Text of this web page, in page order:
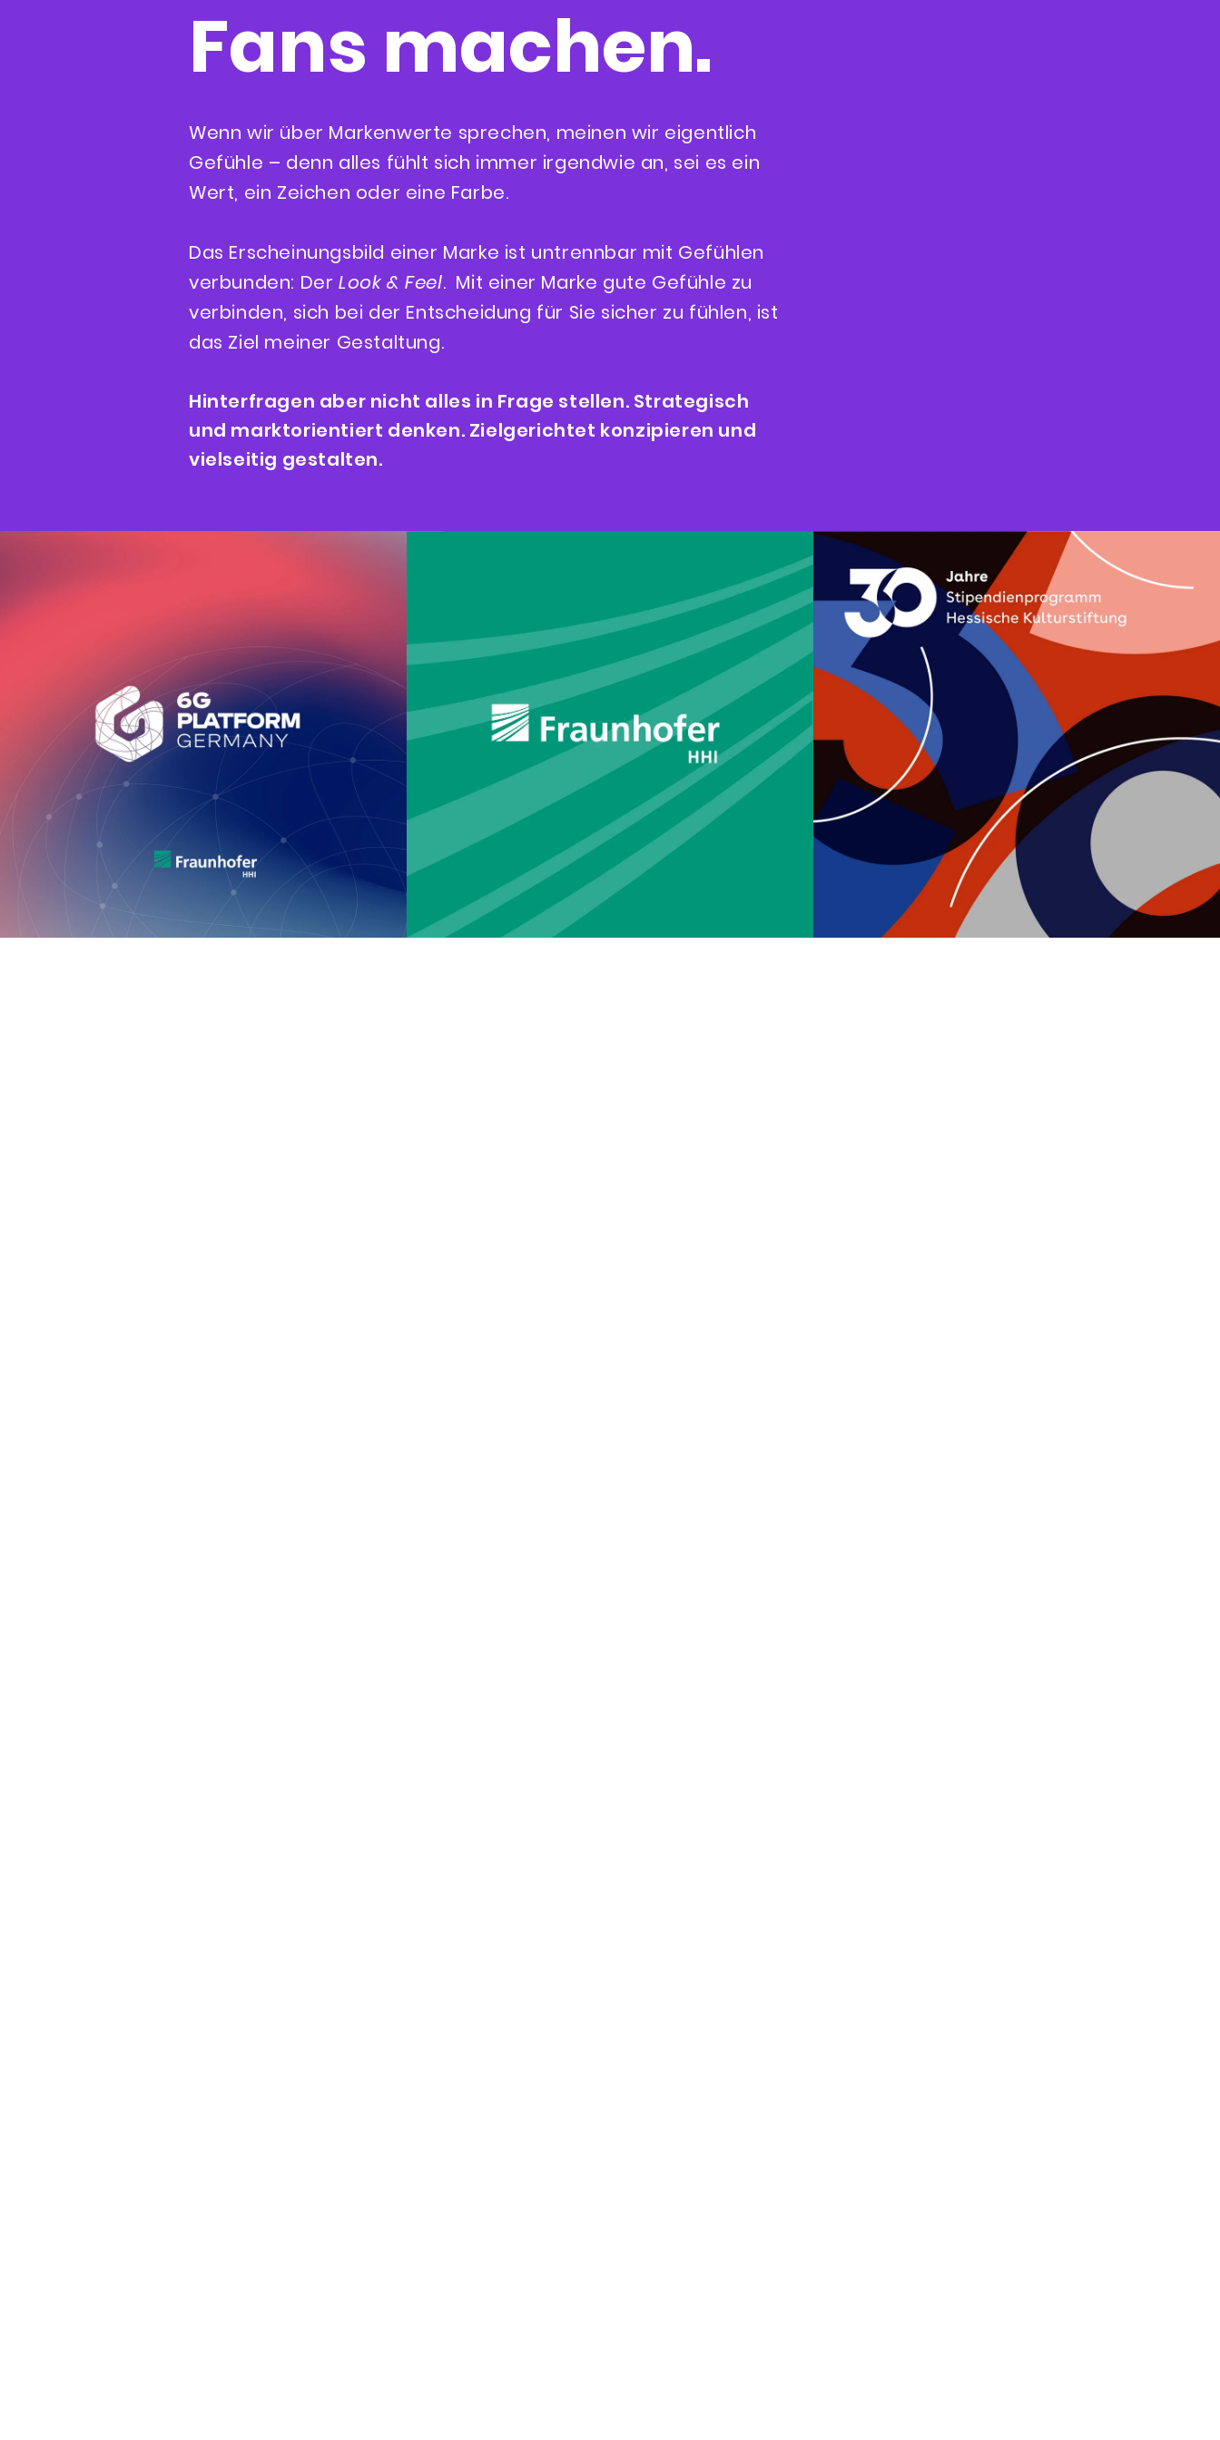
Fans machen.
Wenn wir über Markenwerte sprechen, meinen wir eigentlich
Gefühle – denn alles fühlt sich immer irgendwie an, sei es ein
Wert, ein Zeichen oder eine Farbe.
Das Erscheinungsbild einer Marke ist untrennbar mit Gefühlen
verbunden: DerLook & Feel. Mit einer Marke gute Gefühle zu
verbinden, sich bei der Entscheidung für Sie sicher zu fühlen, ist
das Ziel meiner Gestaltung.
Hinterfragen aber nicht alles in Frage stellen. Strategisch
und marktorientiert denken. Zielgerichtet konzipieren und
vielseitig gestalten.